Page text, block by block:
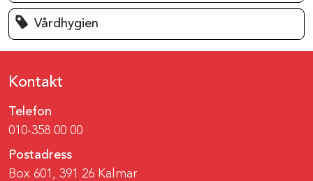
Vårdhygien
Kontakt
Telefon
010-358 00 00
Postadress
Box 601, 391 26 Kalmar